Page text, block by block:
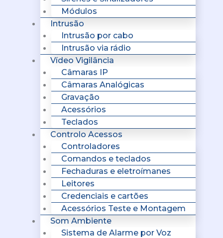
Módulos
Intrusão
Intrusão por cabo
Intrusão via rádio
Vídeo Vigilância
Câmaras IP
Câmaras Analógicas
Gravação
Acessórios
Teclados
Controlo Acessos
Controladores
Comandos e teclados
Fechaduras e eletroímanes
Leitores
Credenciais e cartões
Acessórios Teste e Montagem
Som Ambiente
Sistema de Alarme por Voz